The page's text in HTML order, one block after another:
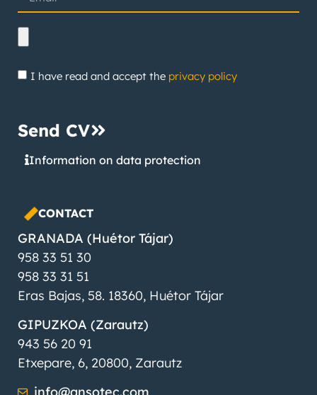
I have read and accept the privacy policy
Send CV
Information on data protection
CONTACT
GRANADA (Huétor Tájar)
958 33 51 30
958 33 31 51
Eras Bajas, 58. 18360, Huétor Tájar
GIPUZKOA (Zarautz)
943 56 20 91
Etxepare, 6, 20800, Zarautz